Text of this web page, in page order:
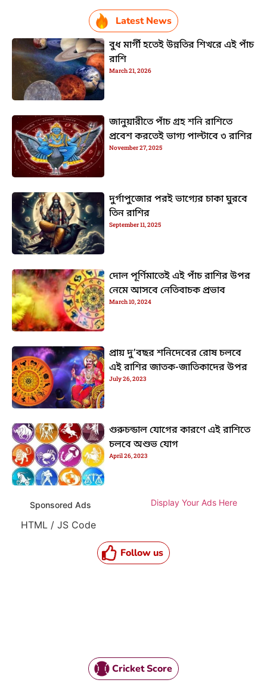
Latest News
বুধ মার্গী হতেই উন্নতির শিখরে এই পাঁচ
রাশি
March 21, 2026
জানুয়ারীতে পাঁচ গ্রহ শনি রাশিতে
প্রবেশ করতেই ভাগ্য পাল্টাবে ৩ রাশির
November 27, 2025
দুর্গাপুজোর পরই ভাগ্যের চাকা ঘুরবে
তিন রাশির
September 11, 2025
দোল পূর্ণিমাতেই এই পাঁচ রাশির উপর
নেমে আসবে নেতিবাচক প্রভাব
March 10, 2024
প্রায় দু’বছর শনিদেবের রোষ চলবে
এই রাশির জাতক-জাতিকাদের উপর
July 26, 2023
গুরুচন্ডাল যোগের কারণে এই রাশিতে
চলবে অশুভ যোগ
April 26, 2023
Sponsored Ads Display Your Ads Here
HTML / JS Code
Follow us
Cricket Score